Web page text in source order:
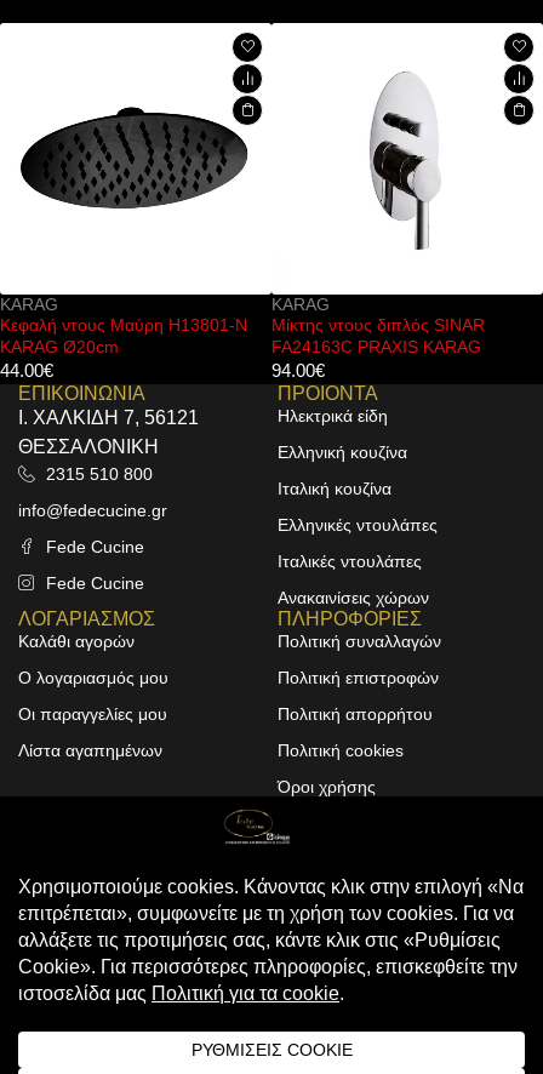
KARAG
Κεφαλή ντους Μαύρη H13801-N
KARAG Ø20cm
44.00€
KARAG
Μίκτης ντους διπλός SINAR
FA24163C PRAXIS KARAG
94.00€
ΕΠΙΚΟΙΝΩΝΙΑ
Ι. ΧΑΛΚΙΔΗ 7, 56121
ΘΕΣΣΑΛΟΝΙΚΗ
2315 510 800
info@fedecucine.gr
Fede Cucine
Fede Cucine
ΠΡΟΙΟΝΤΑ
Ηλεκτρικά είδη
Ελληνική κουζίνα
Ιταλική κουζίνα
Ελληνικές ντουλάπες
Ιταλικές ντουλάπες
Ανακαινίσεις χώρων
ΛΟΓΑΡΙΑΣΜΟΣ
Καλάθι αγορών
Ο λογαριασμός μου
Οι παραγγελίες μου
Λίστα αγαπημένων
ΠΛΗΡΟΦΟΡΙΕΣ
Πολιτική συναλλαγών
Πολιτική επιστροφών
Πολιτική απορρήτου
Πολιτική cookies
Όροι χρήσης
© 2025 FEDE CUCINE
. All Rights
Reserved
Design & Development by
ALPHA DESIGNERS
Compare (0)